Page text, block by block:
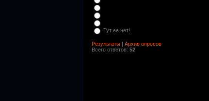
Тут ее нет!
Результаты | Архив опросов
Всего ответов: 52